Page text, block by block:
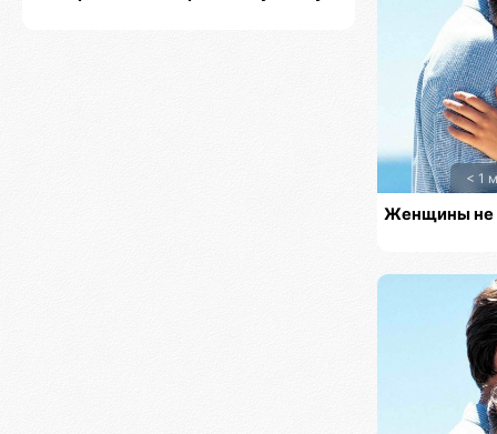
< 1
Женщины не